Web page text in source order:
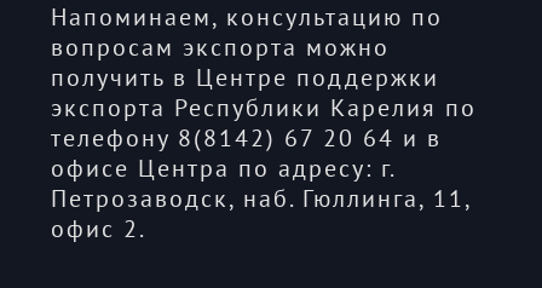
Напоминаем, консультацию по
вопросам экспорта можно
получить в Центре поддержки
экспорта Республики Карелия по
телефону 8(8142) 67 20 64 и в
офисе Центра по адресу: г.
Петрозаводск, наб. Гюллинга, 11,
офис 2.